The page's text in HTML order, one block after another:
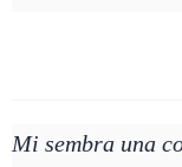
Mi sembra una